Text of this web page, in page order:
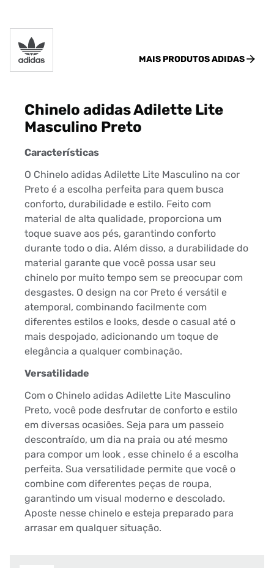
MAIS PRODUTOSADIDAS
Chinelo adidas Adilette Lite
Masculino Preto
Características
O Chinelo adidas Adilette Lite Masculino na cor
Preto é a escolha perfeita para quem busca
conforto, durabilidade e estilo. Feito com
material de alta qualidade, proporciona um
toque suave aos pés, garantindo conforto
durante todo o dia. Além disso, a durabilidade do
material garante que você possa usar seu
chinelo por muito tempo sem se preocupar com
desgastes. O design na cor Preto é versátil e
atemporal, combinando facilmente com
diferentes estilos e looks, desde o casual até o
mais despojado, adicionando um toque de
elegância a qualquer combinação.
Versatilidade
Com o Chinelo adidas Adilette Lite Masculino
Preto, você pode desfrutar de conforto e estilo
em diversas ocasiões. Seja para um passeio
descontraído, um dia na praia ou até mesmo
para compor um look , esse chinelo é a escolha
perfeita. Sua versatilidade permite que você o
combine com diferentes peças de roupa,
garantindo um visual moderno e descolado.
Aposte nesse chinelo e esteja preparado para
arrasar em qualquer situação.